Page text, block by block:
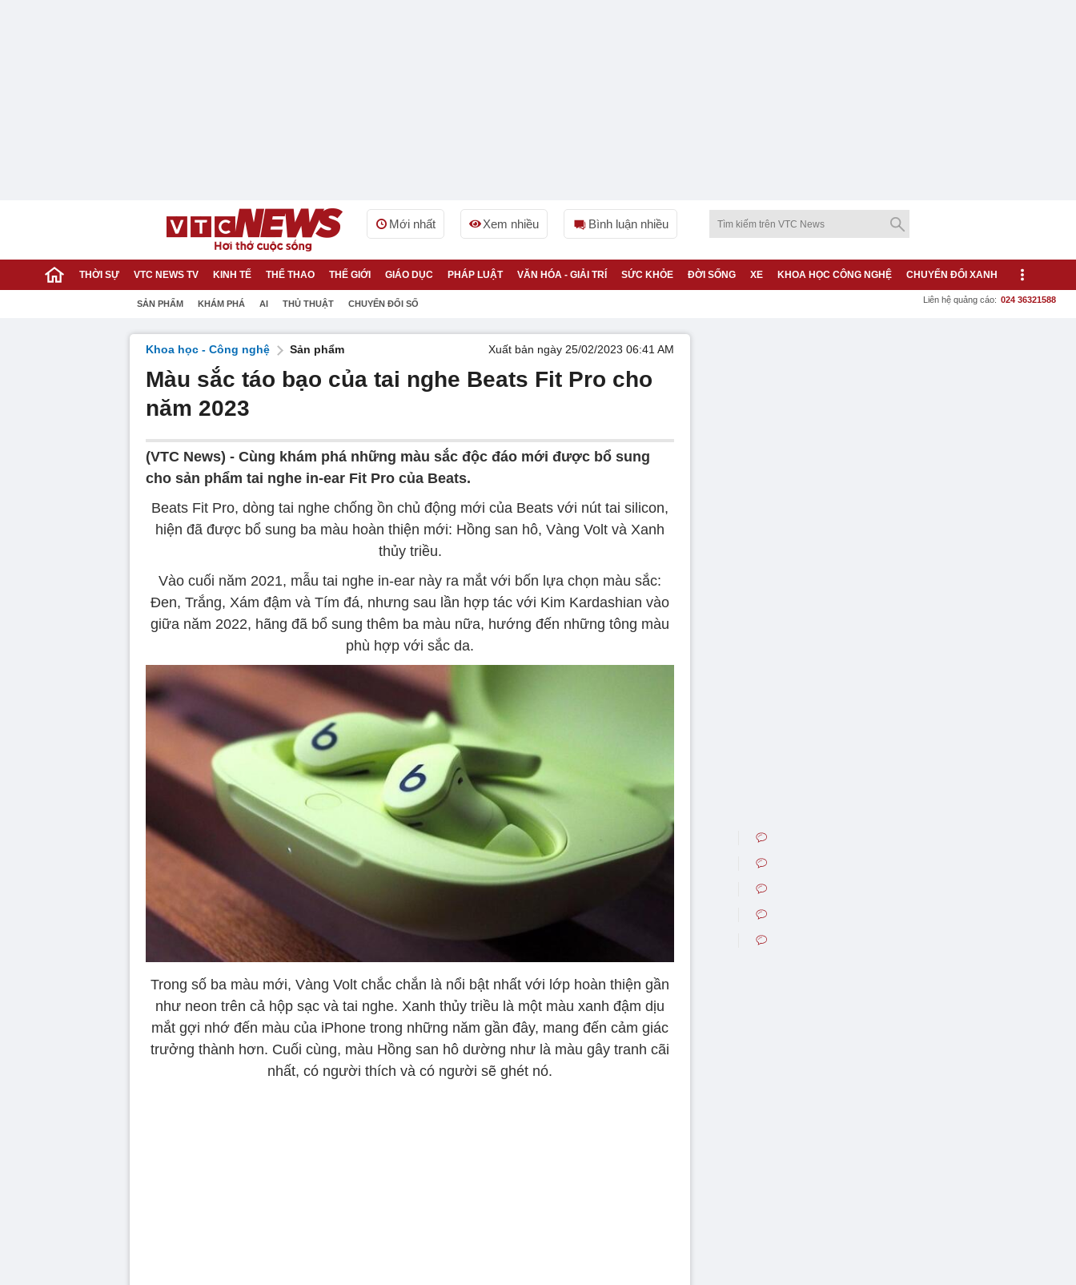
Mới nhất Xem nhiều Bình luận nhiều
THỜI SỰ VTC NEWS TV KINH TẾ THỂ THAO THẾ GIỚI GIÁO DỤC PHÁP LUẬT VĂN HÓA - GIẢI TRÍ SỨC KHỎE ĐỜI SỐNG XE KHOA HỌC CÔNG NGHỆ CHUYỂN ĐỔI XANH
SẢN PHẨM KHÁM PHÁ AI THỦ THUẬT CHUYỂN ĐỔI SỐ Liên hệ quảng cáo: 024 36321588
Khoa học - Công nghệ Sản phẩm Xuất bản ngày 25/02/2023 06:41 AM
Màu sắc táo bạo của tai nghe Beats Fit Pro cho
năm 2023
(VTC News) - Cùng khám phá những màu sắc độc đáo mới được bổ sung
cho sản phẩm tai nghe in-ear Fit Pro của Beats.
Beats Fit Pro, dòng tai nghe chống ồn chủ động mới của Beats với nút tai silicon,
hiện đã được bổ sung ba màu hoàn thiện mới: Hồng san hô, Vàng Volt và Xanh
thủy triều.
Vào cuối năm 2021, mẫu tai nghe in-ear này ra mắt với bốn lựa chọn màu sắc:
Đen, Trắng, Xám đậm và Tím đá, nhưng sau lần hợp tác với Kim Kardashian vào
giữa năm 2022, hãng đã bổ sung thêm ba màu nữa, hướng đến những tông màu
phù hợp với sắc da.
Trong số ba màu mới, Vàng Volt chắc chắn là nổi bật nhất với lớp hoàn thiện gần
như neon trên cả hộp sạc và tai nghe. Xanh thủy triều là một màu xanh đậm dịu
mắt gợi nhớ đến màu của iPhone trong những năm gần đây, mang đến cảm giác
trưởng thành hơn. Cuối cùng, màu Hồng san hô dường như là màu gây tranh cãi
nhất, có người thích và có người sẽ ghét nó.